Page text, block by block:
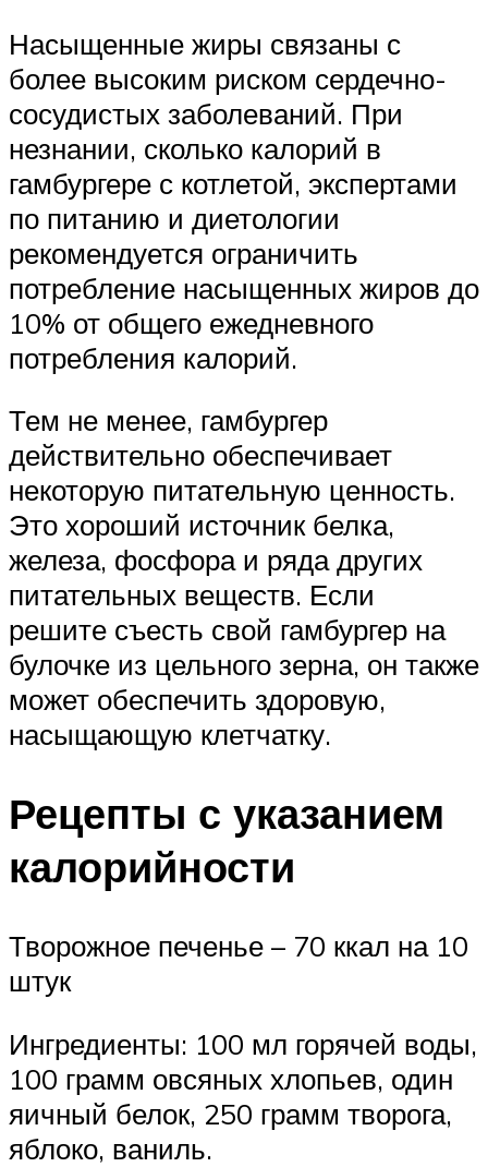
Насыщенные жиры связаны с
более высоким риском сердечно-
сосудистых заболеваний. При
незнании, сколько калорий в
гамбургере с котлетой, экспертами
по питанию и диетологии
рекомендуется ограничить
потребление насыщенных жиров до
10% от общего ежедневного
потребления калорий.
Тем не менее, гамбургер
действительно обеспечивает
некоторую питательную ценность.
Это хороший источник белка,
железа, фосфора и ряда других
питательных веществ. Если
решите съесть свой гамбургер на
булочке из цельного зерна, он также
может обеспечить здоровую,
насыщающую клетчатку.
Рецепты с указанием
калорийности
Творожное печенье – 70 ккал на 10
штук
Ингредиенты: 100 мл горячей воды,
100 грамм овсяных хлопьев, один
яичный белок, 250 грамм творога,
яблоко, ваниль.